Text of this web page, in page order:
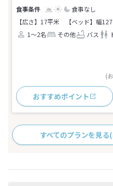
食事なし
【広さ】17平米
【ベッド】幅
1～2名
その他 バス
(
おすすめポイント
すべてのプランを見る